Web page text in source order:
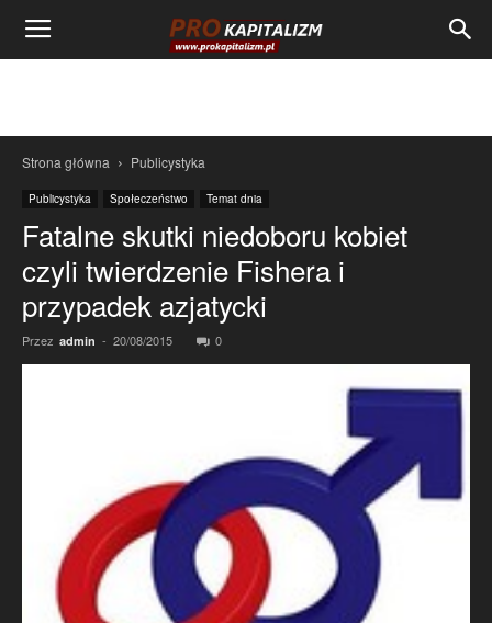
Strona główna Publicystyka
Publicystyka Społeczeństwo Temat dnia
Fatalne skutki niedoboru kobiet
czyli twierdzenie Fishera i
przypadek azjatycki
Przez admin - 20/08/2015 0